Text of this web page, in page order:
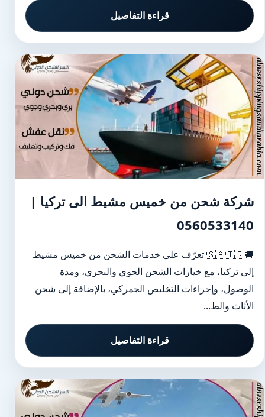
قراءة التفاصيل
شركة شحن من خميس مشيط الى تركيا |
0560533140
🚚🇸🇦🇹🇷 تعرّف على خدمات الشحن من خميس مشيط
إلى تركيا، مع خيارات الشحن الجوي والبحري، ومدة
الوصول، وإجراءات التخليص الجمركي، بالإضافة إلى شحن
الأثاث والط...
قراءة التفاصيل